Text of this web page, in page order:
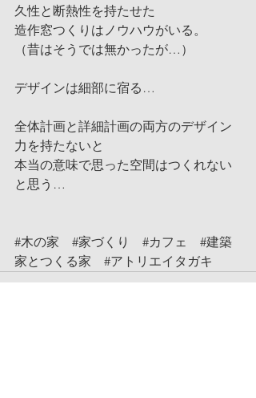
久性と断熱性を持たせた
造作窓つくりはノウハウがいる。
（昔はそうでは無かったが…）
デザインは細部に宿る…
全体計画と詳細計画の両方のデザイン
力を持たないと
本当の意味で思った空間はつくれない
と思う…
#木の家 #家づくり #カフェ
#建築
家とつくる家
#アトリエイタガキ